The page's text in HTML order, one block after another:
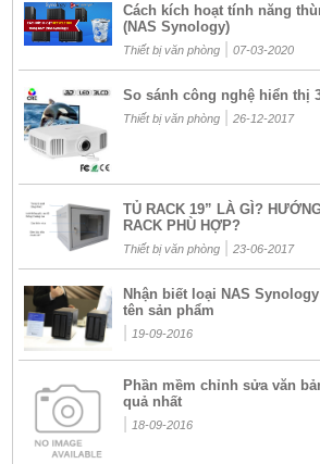
Cách kích hoạt tính năng
(NAS Synology)
Thiết bị văn phòng| 07-03-2020
So sánh công nghệ hiển thị
Thiết bị văn phòng| 26-12-2017
TỦ RACK 19” LÀ GÌ?
RACK PHÙ HỢP?
Thiết bị văn phòng| 23-06-2017
Nhận biết loại NAS
tên sản phẩm
19-09-2016
Phần mềm chỉnh sửa văn
quả nhất
18-09-2016